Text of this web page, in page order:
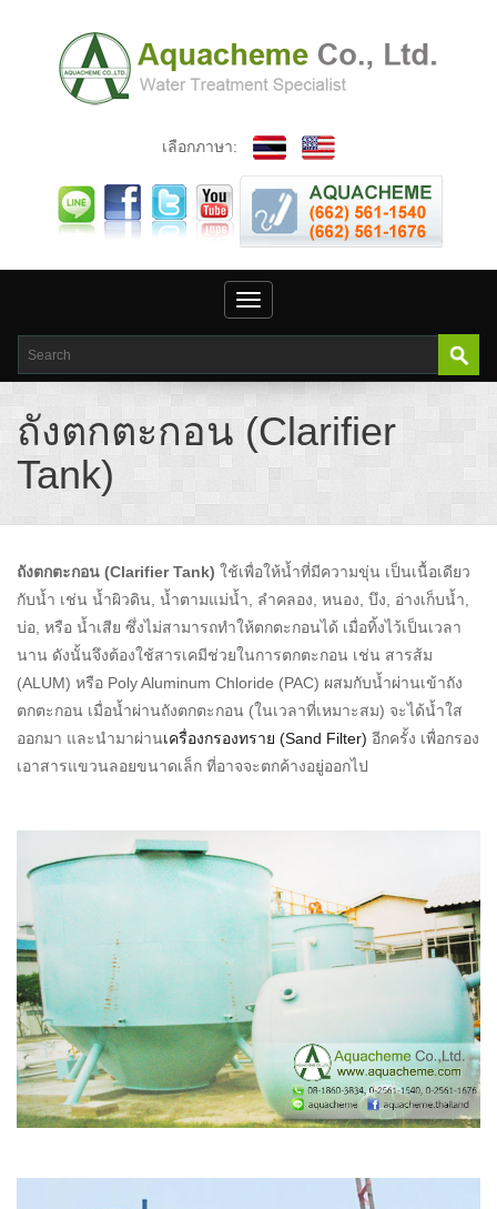
เลือกภาษา:
Toggle
navigation
ถังตกตะกอน (Clarifier
Tank)
ถังตกตะกอน (Clarifier Tank) ใช้เพื่อให้น้ำที่มีความขุ่น เป็นเนื้อเดียว
กับน้ำ เช่น น้ำผิวดิน, น้ำตามแม่น้ำ, ลำคลอง, หนอง, บึง, อ่างเก็บน้ำ,
บ่อ, หรือ น้ำเสีย ซึ่งไม่สามารถทำให้ตกตะกอนได้ เมื่อทิ้งไว้เป็นเวลา
นาน ดังนั้นจึงต้องใช้สารเคมีช่วยในการตกตะกอน เช่น สารส้ม
(ALUM) หรือ Poly Aluminum Chloride (PAC) ผสมกับน้ำผ่านเข้าถัง
ตกตะกอน เมื่อน้ำผ่านถังตกตะกอน (ในเวลาที่เหมาะสม) จะได้น้ำใส
ออกมา และนำมาผ่านเครื่องกรองทราย (Sand Filter) อีกครั้ง เพื่อกรอง
เอาสารแขวนลอยขนาดเล็ก ที่อาจจะตกค้างอยู่ออกไป